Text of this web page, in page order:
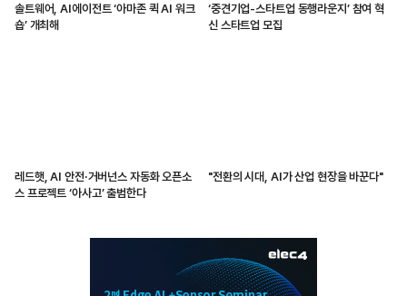
솔트웨어, AI에이전트 ‘아마존 퀵 AI 워크
숍’ 개최해
‘중견기업-스타트업 동행라운지’ 참여 혁
신 스타트업 모집
레드햇, AI 안전·거버넌스 자동화 오픈소
스 프로젝트 ‘아사고’ 출범한다
"전환의 시대, AI가 산업 현장을 바꾼다"